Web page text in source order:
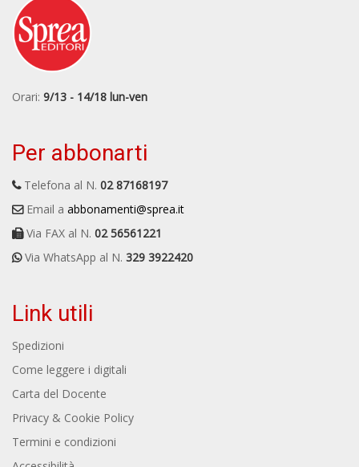
Orari: 9/13 - 14/18 lun-ven
Per abbonarti
Telefona al N. 02 87168197
Email a abbonamenti@sprea.it
Via FAX al N. 02 56561221
Via WhatsApp al N. 329 3922420
Link utili
Spedizioni
Come leggere i digitali
Carta del Docente
Privacy & Cookie Policy
Termini e condizioni